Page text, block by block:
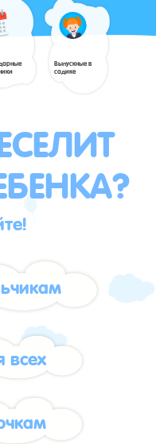
Выпускные в
садике
всех